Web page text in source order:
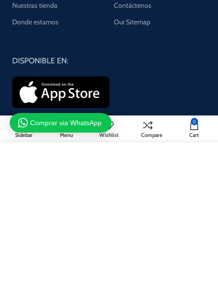
Nuestras tienda
Donde estamos
Contáctenos
Our Sitemap
DISPONIBLE EN:
Sidebar Menu Wishlist Compare
0
Cart
Comprar via WhatsApp